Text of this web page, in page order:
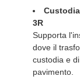
3R
Supporta
dove il
custodia e
pavimento.